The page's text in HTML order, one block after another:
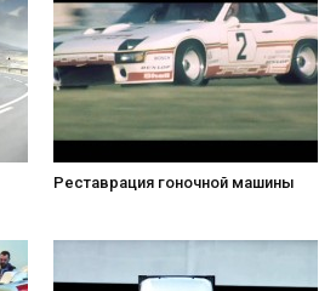
Реставрация гоночной машины